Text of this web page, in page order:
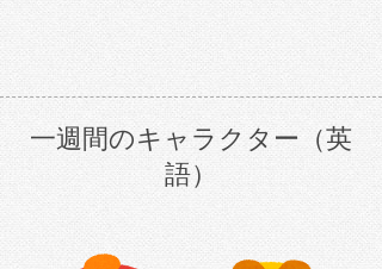
一週間のキャラクター（英
語）